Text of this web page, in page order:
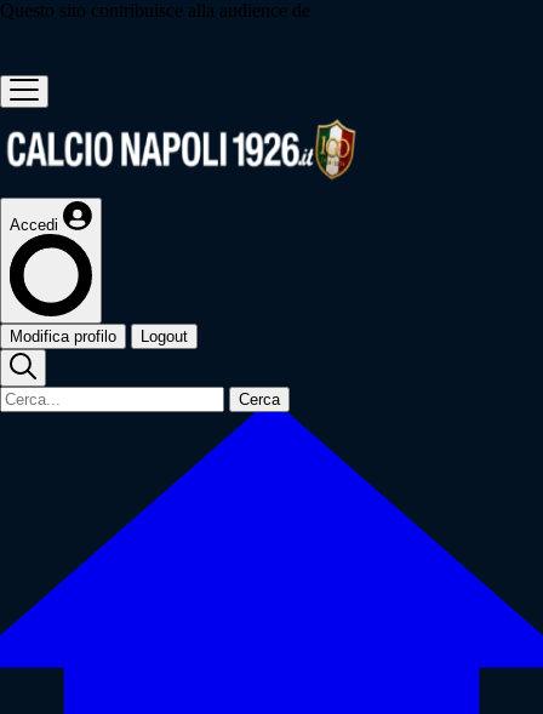
Questo sito contribuisce alla audience de
Accedi
Modifica profilo Logout
Cerca